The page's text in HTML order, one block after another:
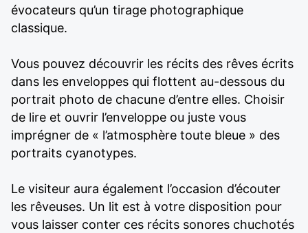
évocateurs qu’un tirage photographique
classique.
Vous pouvez découvrir les récits des rêves écrits
dans les enveloppes qui flottent au-dessous du
portrait photo de chacune d’entre elles. Choisir
de lire et ouvrir l’enveloppe ou juste vous
imprégner de « l’atmosphère toute bleue » des
portraits cyanotypes.
Le visiteur aura également l’occasion d’écouter
les rêveuses. Un lit est à votre disposition pour
vous laisser conter ces récits sonores chuchotés